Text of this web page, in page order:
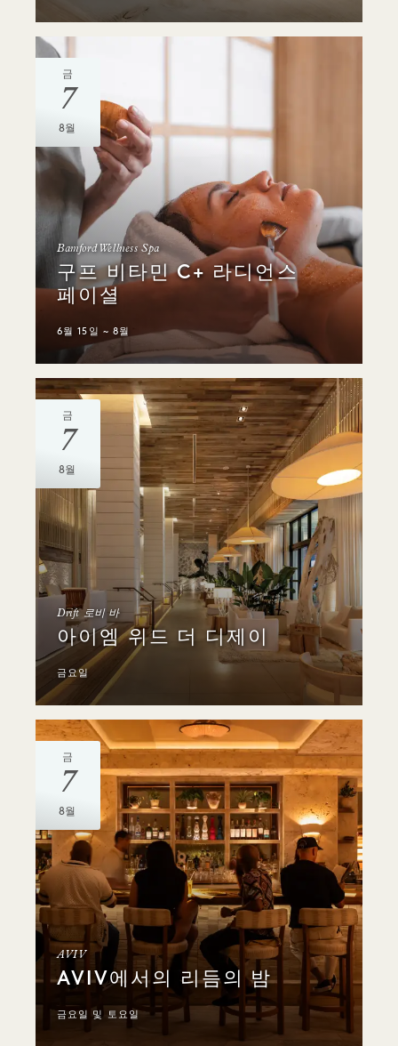
금
7
8월
Bamford Wellness Spa
구프 비타민 C+ 라디언스
페이셜
6월 15일 ~ 8월
금
7
8월
Drift 로비 바
아이엠 위드 더 디제이
금요일
금
7
8월
AVIV
AVIV에서의 리듬의 밤
금요일 및 토요일